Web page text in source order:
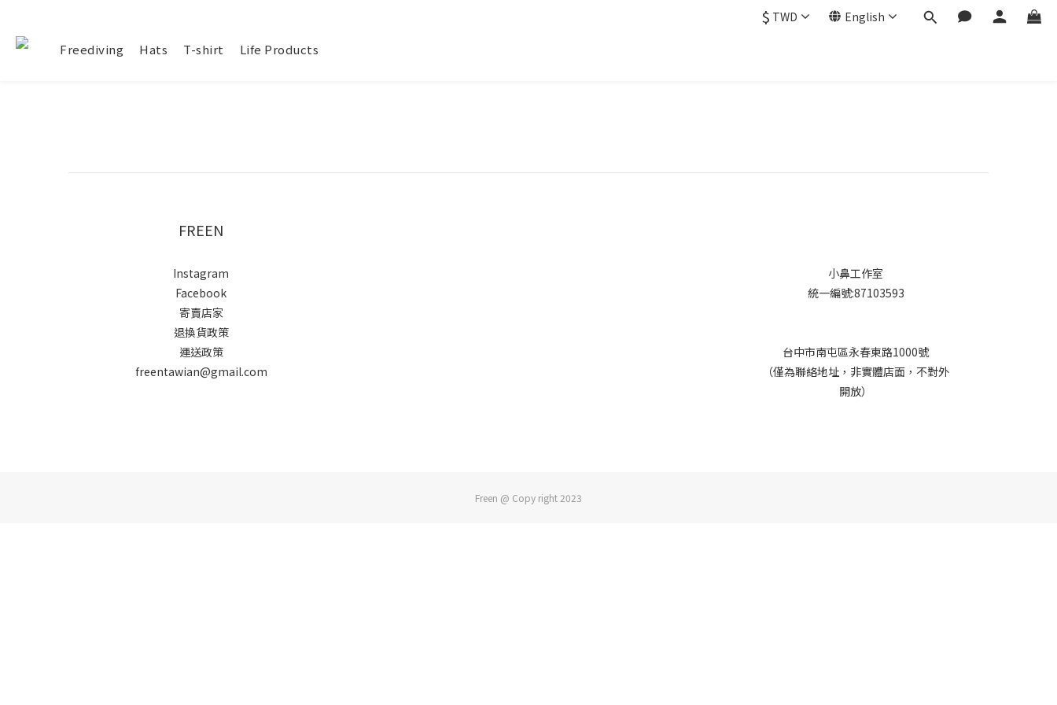
$ TWD English
Freediving Hats T-shirt Life Products
FREEN
Instagram
Facebook
寄賣店家
退換貨政策
運送政策
freentawian@gmail.com
小鼻工作室
統一編號:87103593
台中市南屯區永春東路1000號
（僅為聯絡地址，非實體店面，不對外
開放）
Freen @ Copy right 2023